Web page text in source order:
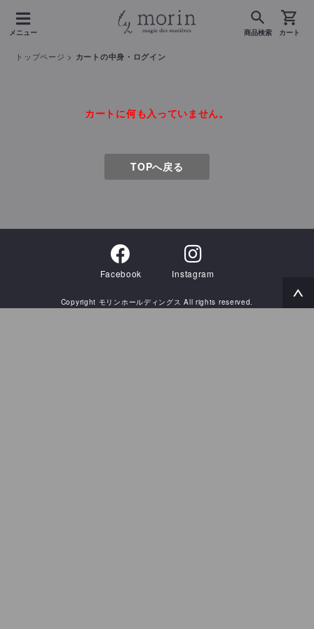
メニュー 商品検索 カート
トップページ > カートの中身・ログイン
カートに何も入っていません。
TOPへ戻る
Facebook Instagram
Copyright モリンホールディングス All rights reserved.